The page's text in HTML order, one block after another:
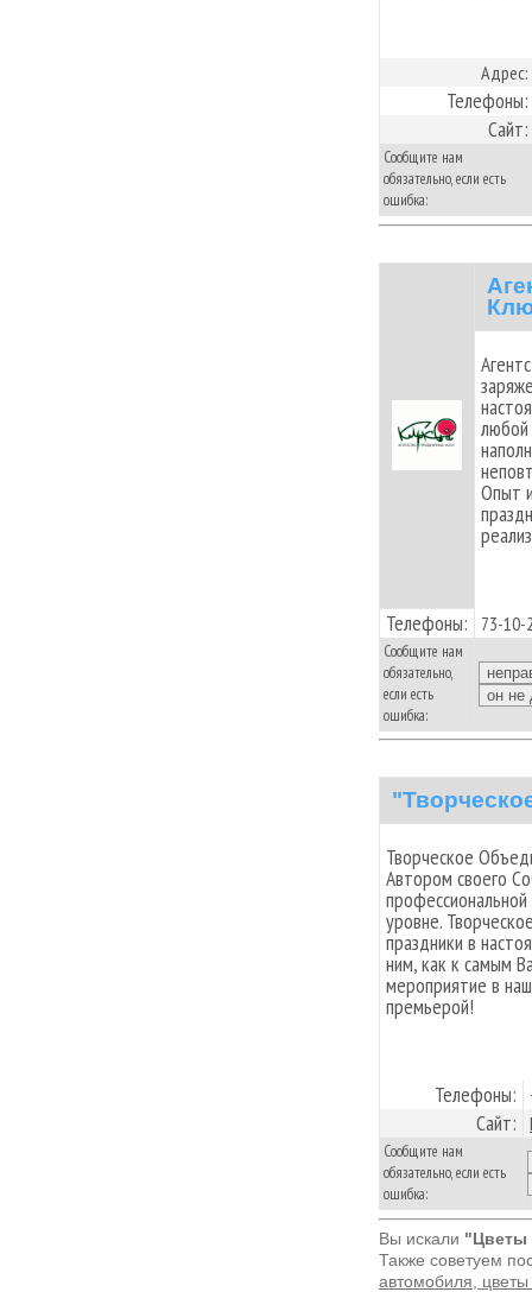
Адрес:
Телефоны:
Сайт:
Сообщите нам
обязательно, если есть
ошибка:
Опыт
Телефоны: 73-10-
Сообщите нам
обязательно,
если есть
ошибка:
Творческое
Автором своего
уровне.
праздники в
ним, как к самым
мероприятие в
премьерой!
Телефоны:
Сайт:
Сообщите нам
обязательно, если есть
ошибка:
Вы искали "Цветы
Также советуем
автомобиля, цветы